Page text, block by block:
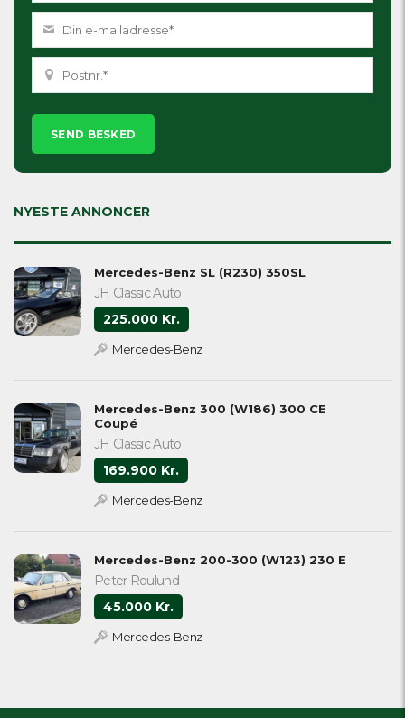
Please
leave
empty.
NYESTE ANNONCER
Mercedes-Benz SL (R230) 350SL
JH Classic Auto
225.000 Kr.
Mercedes-Benz
Mercedes-Benz 300 (W186) 300 CE
Coupé
JH Classic Auto
169.900 Kr.
Mercedes-Benz
Mercedes-Benz 200-300 (W123) 230 E
Peter Roulund
45.000 Kr.
Mercedes-Benz